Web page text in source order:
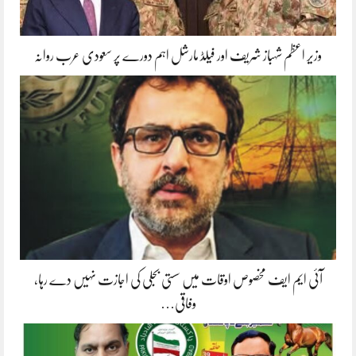
وزیر اعظم شہباز شریف اور فیلڈ مارشل اہم دورے پر سعودی عرب روانہ
آئی ایم ایف مخصوص اوقات میں سستی بجلی کی اجازت نہیں دے رہا،
وفاقی…